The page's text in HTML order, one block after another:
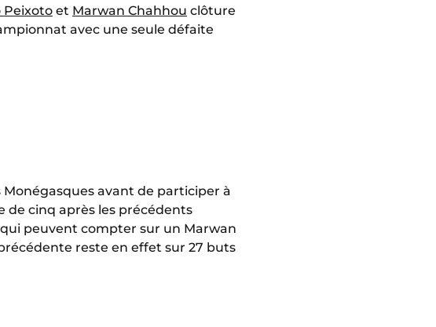
Peixoto et Marwan Chahhou clôture
avec une seule défaite
avant de participer à
de cinq après les précédents
peuvent compter sur un Marwan
reste en effet sur 27 buts